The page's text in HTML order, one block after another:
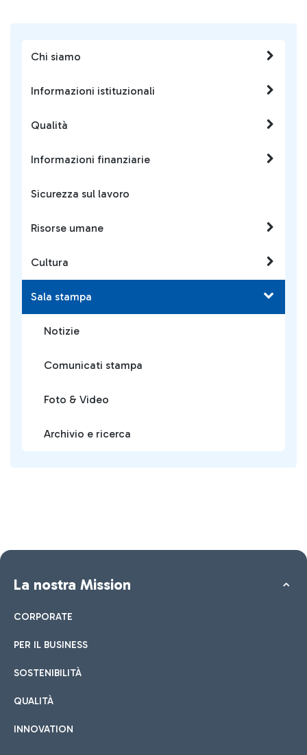
Chi siamo
Informazioni istituzionali
Qualità
Informazioni finanziarie
Sicurezza sul lavoro
Risorse umane
Cultura
Sala stampa
Notizie
Comunicati stampa
Foto & Video
Archivio e ricerca
La nostra Mission
CORPORATE
PER IL BUSINESS
SOSTENIBILITÀ
QUALITÀ
INNOVATION